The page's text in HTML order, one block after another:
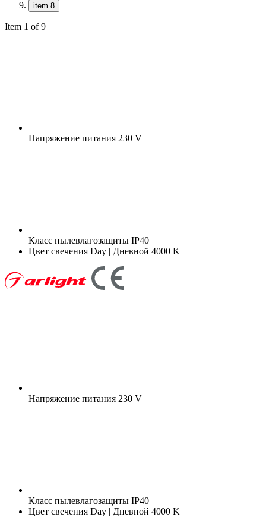
item 8
Item 1 of 9
Напряжение питания 230 V
Класс пылевлагозащиты IP40
Цвет свечения Day | Дневной 4000 K
Напряжение питания 230 V
Класс пылевлагозащиты IP40
Цвет свечения Day | Дневной 4000 K